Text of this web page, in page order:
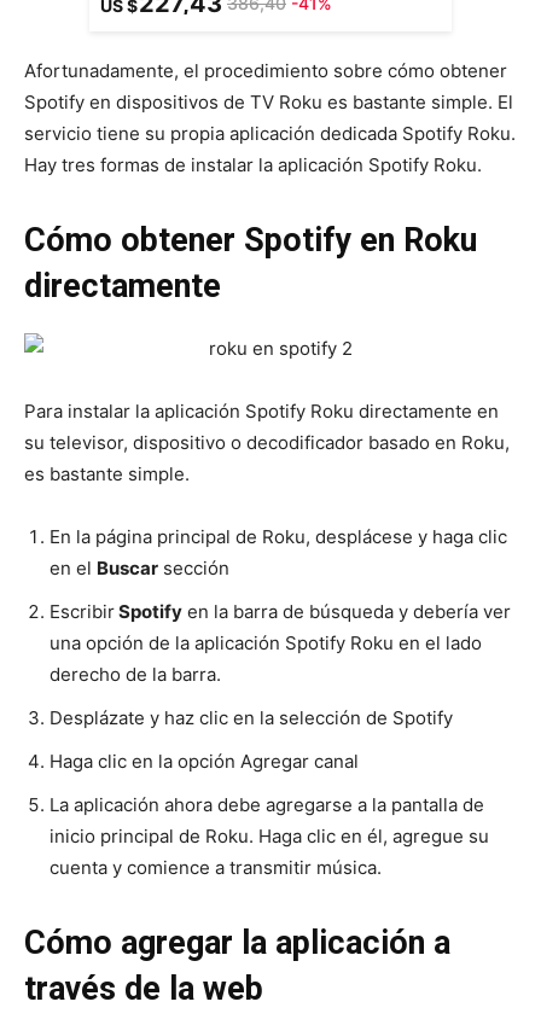
US $
Afortunadamente, el procedimiento sobre cómo obtener
Spotify en dispositivos de TV Roku es bastante simple. El
servicio tiene su propia aplicación dedicada Spotify Roku.
Hay tres formas de instalar la aplicación Spotify Roku.
Cómo obtener Spotify en Roku
directamente
Para instalar la aplicación Spotify Roku directamente en
su televisor, dispositivo o decodificador basado en Roku,
es bastante simple.
En la página principal de Roku, desplácese y haga clic
en el Buscar sección
EscribirSpotify en la barra de búsqueda y debería ver
una opción de la aplicación Spotify Roku en el lado
derecho de la barra.
Desplázate y haz clic en la selección de Spotify
Haga clic en la opción Agregar canal
La aplicación ahora debe agregarse a la pantalla de
inicio principal de Roku. Haga clic en él, agregue su
cuenta y comience a transmitir música.
Cómo agregar la aplicación a
través de la web